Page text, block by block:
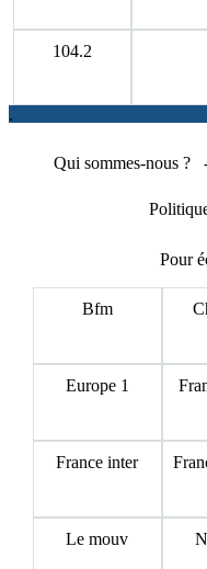
104.2
.
Qui sommes-nous ?
Pour
Bfm
Europe 1
France inter
Le mouv